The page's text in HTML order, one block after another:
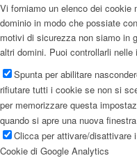
Vi forniamo un elenco dei
dominio in modo che possiate
motivi di sicurezza non siamo in
altri domini. Puoi controllarli
Spunta per abilitare
rifiutare tutti i cookie se non si
per memorizzare questa
quando si apre una nuova
Clicca per attivare/disattivare
Cookie di Google Analytics